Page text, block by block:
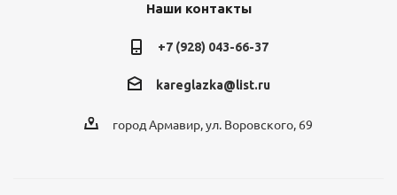
Наши контакты
+7 (928) 043-66-37
kareglazka@list.ru
город Армавир, ул. Воровского, 69